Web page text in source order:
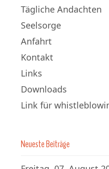
Tägliche Andachten
Seelsorge
Anfahrt
Kontakt
Links
Downloads
Link für
Neueste Beiträge